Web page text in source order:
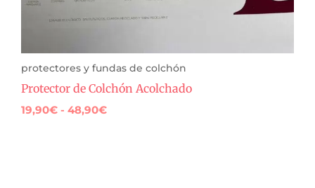
protectores y fundas de colchón
Protector de Colchón Acolchado
19,90€ - 48,90€